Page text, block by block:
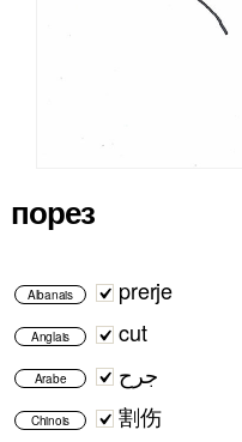
порез
Albanais prerje
Anglais cut
Arabe جرح
Chinois 割伤